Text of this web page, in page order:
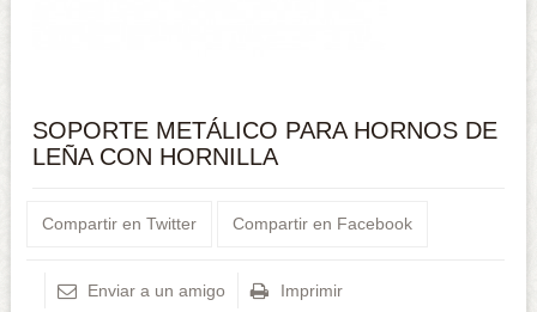
SOPORTE METÁLICO PARA HORNOS DE
LEÑA CON HORNILLA
Compartir en Twitter Compartir en Facebook
Enviar a un amigo Imprimir